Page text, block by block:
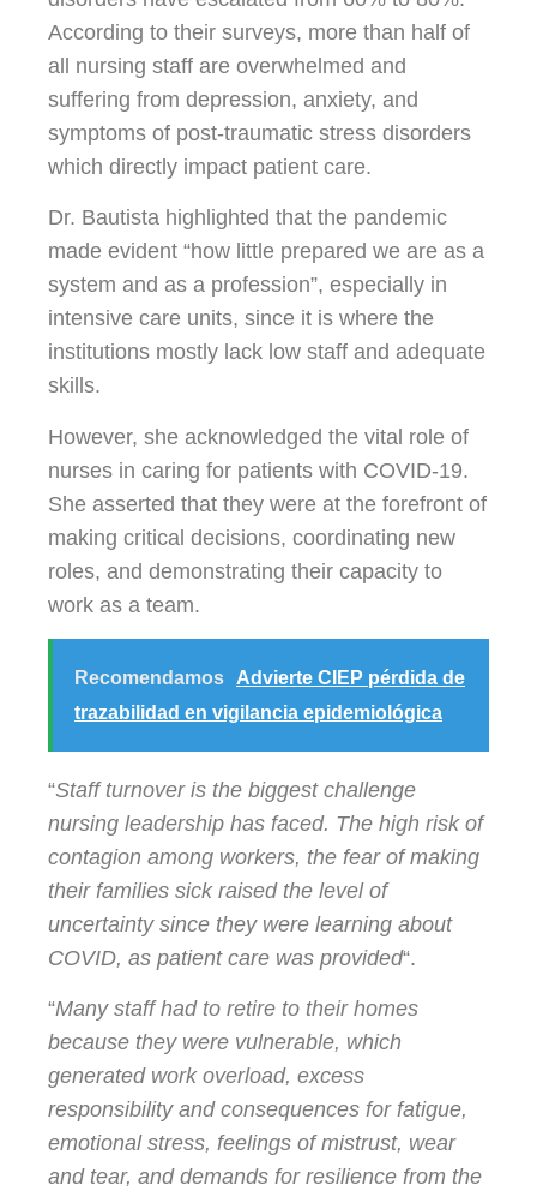
According to their surveys, more than half of
all nursing staff are overwhelmed and
suffering from depression, anxiety, and
symptoms of post-traumatic stress disorders
which directly impact patient care.
Dr. Bautista highlighted that the pandemic
made evident “how little prepared we are as a
system and as a profession”, especially in
intensive care units, since it is where the
institutions mostly lack low staff and adequate
skills.
However, she acknowledged the vital role of
nurses in caring for patients with COVID-19.
She asserted that they were at the forefront of
making critical decisions, coordinating new
roles, and demonstrating their capacity to
work as a team.
Recomendamos
Advierte CIEP pérdida de
trazabilidad en vigilancia epidemiológica
“Staff turnover is the biggest challenge
nursing leadership has faced. The high risk of
contagion among workers, the fear of making
their families sick raised the level of
uncertainty since they were learning about
COVID, as patient care was provided“.
“Many staff had to retire to their homes
because they were vulnerable, which
generated work overload, excess
responsibility and consequences for fatigue,
emotional stress, feelings of mistrust, wear
and tear, and demands for resilience from the